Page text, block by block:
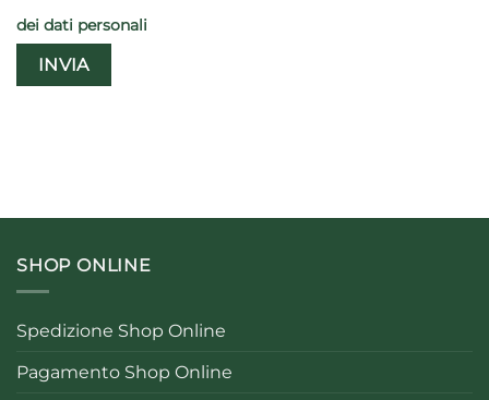
dei dati personali
SHOP ONLINE
Spedizione Shop Online
Pagamento Shop Online